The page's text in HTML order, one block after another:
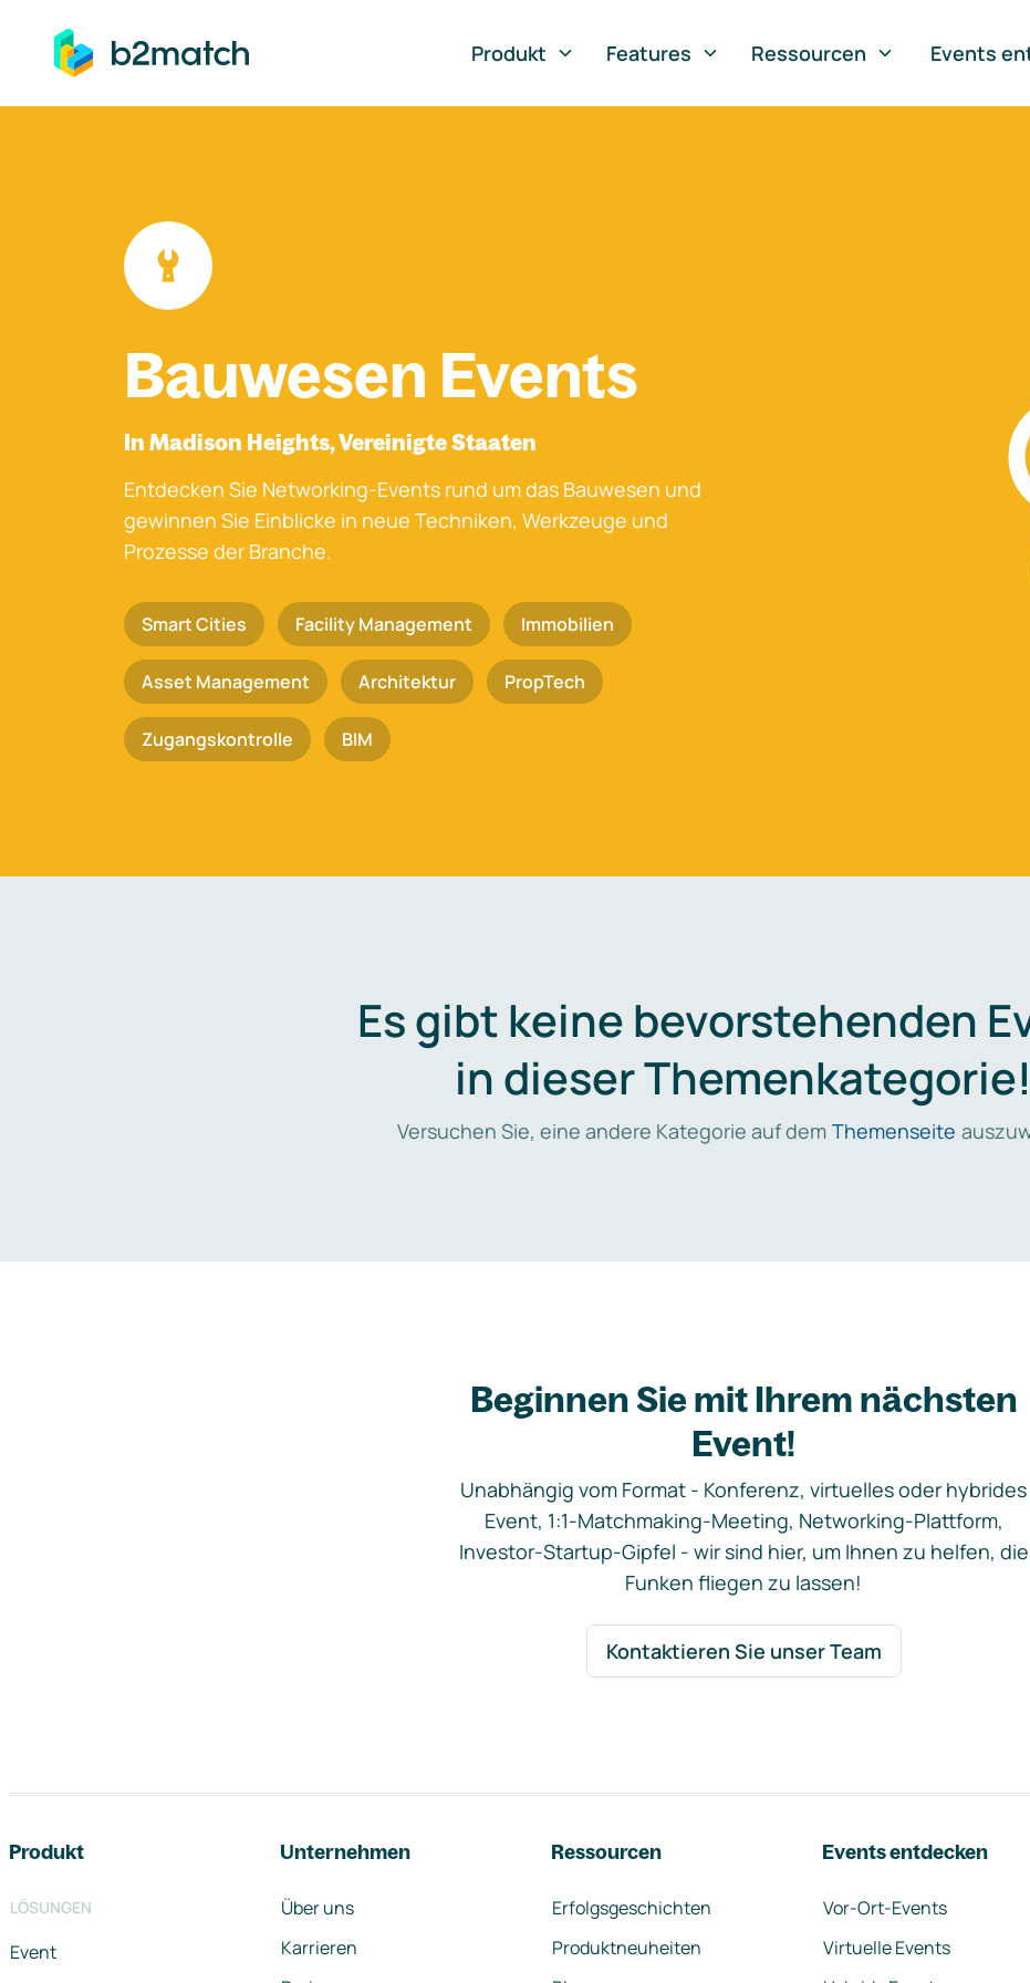
springen
Produkt
Features Ressourcen Events
Bauwesen Events
In Madison Heights, Vereinigte Staaten
Entdecken Sie Networking-Events rund um das Bauwesen und
gewinnen Sie Einblicke in neue Techniken, Werkzeuge und
Prozesse der Branche.
Smart Cities Facility Management Immobilien
Asset Management Architektur PropTech
Zugangskontrolle BIM
Es gibt keine bevorstehenden
in dieser Themenkategorie!
Versuchen Sie, eine andere Kategorie auf dem Themenseite
Beginnen Sie mit Ihrem nächsten
Event!
Unabhängig vom Format - Konferenz, virtuelles oder hybrides
Event, 1:1-Matchmaking-Meeting, Networking-Plattform,
Investor-Startup-Gipfel - wir sind hier, um Ihnen zu helfen, die
Funken fliegen zu lassen!
Kontaktieren Sie unser Team
Produkt
LÖSUNGEN
Event
Unternehmen
Über uns
Karrieren
Ressourcen
Erfolgsgeschichten
Produktneuheiten
Events entdecken
Vor-Ort-Events
Virtuelle Events